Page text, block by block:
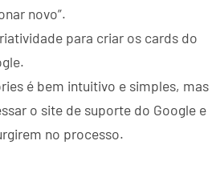
novo”.
para criar os cards do
é bem intuitivo e simples, mas
o site de suporte do Google e
no processo.